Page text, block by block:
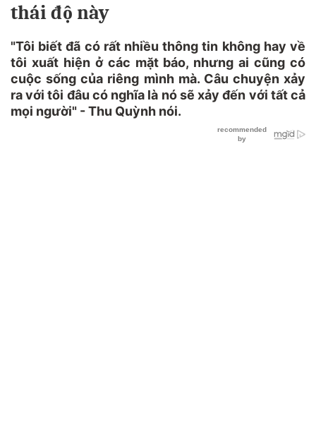
thái độ này
"Tôi biết đã có rất nhiều thông tin không hay về
tôi xuất hiện ở các mặt báo, nhưng ai cũng có
cuộc sống của riêng mình mà. Câu chuyện xảy
ra với tôi đâu có nghĩa là nó sẽ xảy đến với tất cả
mọi người" - Thu Quỳnh nói.